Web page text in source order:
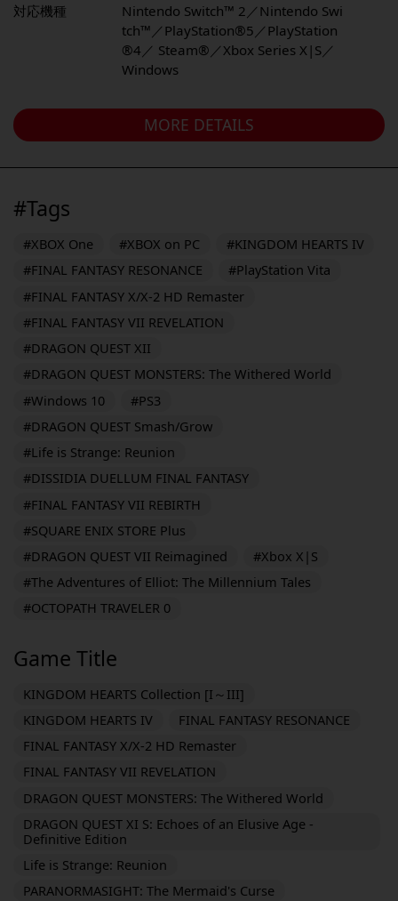
対応機種
Nintendo Switch™ 2／Nintendo Swi
tch™／PlayStation®5／PlayStation
®4／ Steam®／Xbox Series X|S／
Windows
MORE DETAILS
#Tags
#XBOX One #XBOX on PC
#KINGDOM HEARTS IV
#FINAL FANTASY RESONANCE
#PlayStation Vita
#FINAL FANTASY X/X-2 HD Remaster
#FINAL FANTASY VII REVELATION
#DRAGON QUEST XII
#DRAGON QUEST MONSTERS: The Withered World
#Windows 10
#PS3
#DRAGON QUEST Smash/Grow
#Life is Strange: Reunion
#DISSIDIA DUELLUM FINAL FANTASY
#FINAL FANTASY VII REBIRTH
#SQUARE ENIX STORE Plus
#DRAGON QUEST VII Reimagined
#Xbox X|S
#The Adventures of Elliot: The Millennium Tales
#OCTOPATH TRAVELER 0
Game Title
KINGDOM HEARTS Collection [I～III]
KINGDOM HEARTS IV
FINAL FANTASY RESONANCE
FINAL FANTASY X/X-2 HD Remaster
FINAL FANTASY VII REVELATION
DRAGON QUEST MONSTERS: The Withered World
DRAGON QUEST XI S: Echoes of an Elusive Age -
Definitive Edition
Life is Strange: Reunion
PARANORMASIGHT: The Mermaid's Curse